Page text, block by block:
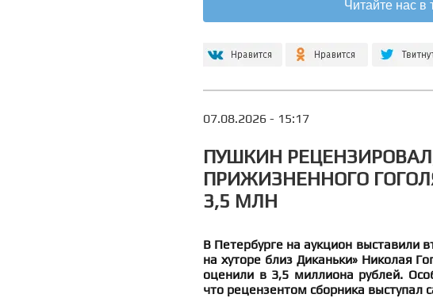
Читайте нас в
07.08.2026 - 15:17
ПУШКИН
ПРИЖИЗНЕННОГО
3,5 МЛН
В Петербурге на аукцион выставили
на хуторе близ Диканьки» Николая
оценили в 3,5 миллиона рублей.
что рецензентом сборника выступал